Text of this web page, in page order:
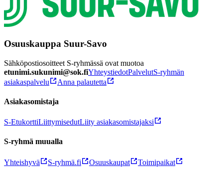
Osuuskauppa Suur-Savo
Sähköpostiosoitteet S-ryhmässä ovat muotoa
etunimi.sukunimi@sok.fiYhteystiedotPalvelutS-ryhmän
asiakaspalvelu
Anna palautetta
Asiakasomistaja
S-EtukorttiLiittymisedutLiity asiakasomistajaksi
S-ryhmä muualla
Yhteishyvä S-ryhmä.fi Osuuskaupat Toimipaikat